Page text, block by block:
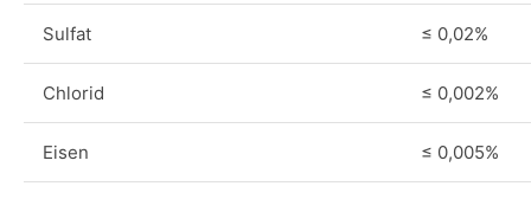
Sulfat ≤ 0,02%
Chlorid ≤ 0,002%
Eisen ≤ 0,005%